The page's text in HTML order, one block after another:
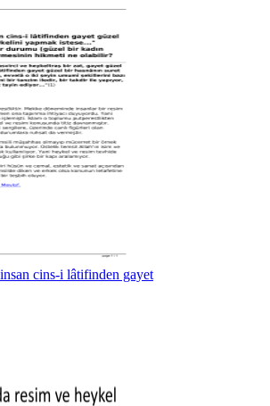
cins-i lâtifinden gayet